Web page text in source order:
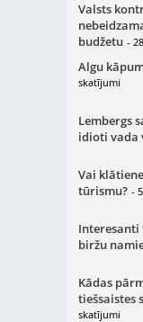
Valsts
budžetu -
Algu
skatījumi
Lembergs
idioti vada
Vai
tūrismu? -
Interesanti
biržu
Kādas
tiešsaistes
skatījumi